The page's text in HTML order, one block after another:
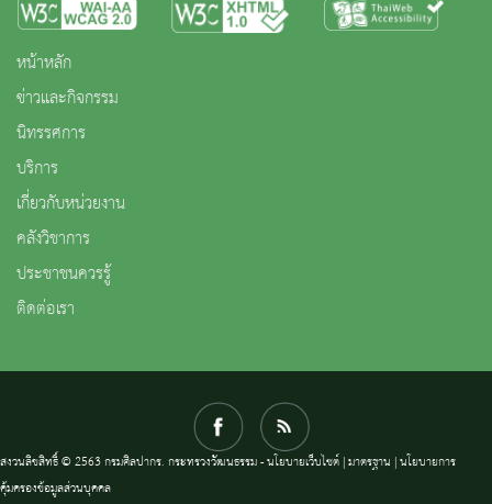
หน้าหลัก
ข่าวและกิจกรรม
นิทรรศการ
บริการ
เกี่ยวกับหน่วยงาน
คลังวิชาการ
ประชาชนควรรู้
ติดต่อเรา
สงวนลิขสิทธิ์ © 2563 กรมศิลปากร. กระทรวงวัฒนธรรม -นโยบายเว็บไซต์|มาตรฐาน |นโยบายการ
คุ้มครองข้อมูลส่วนบุคคล